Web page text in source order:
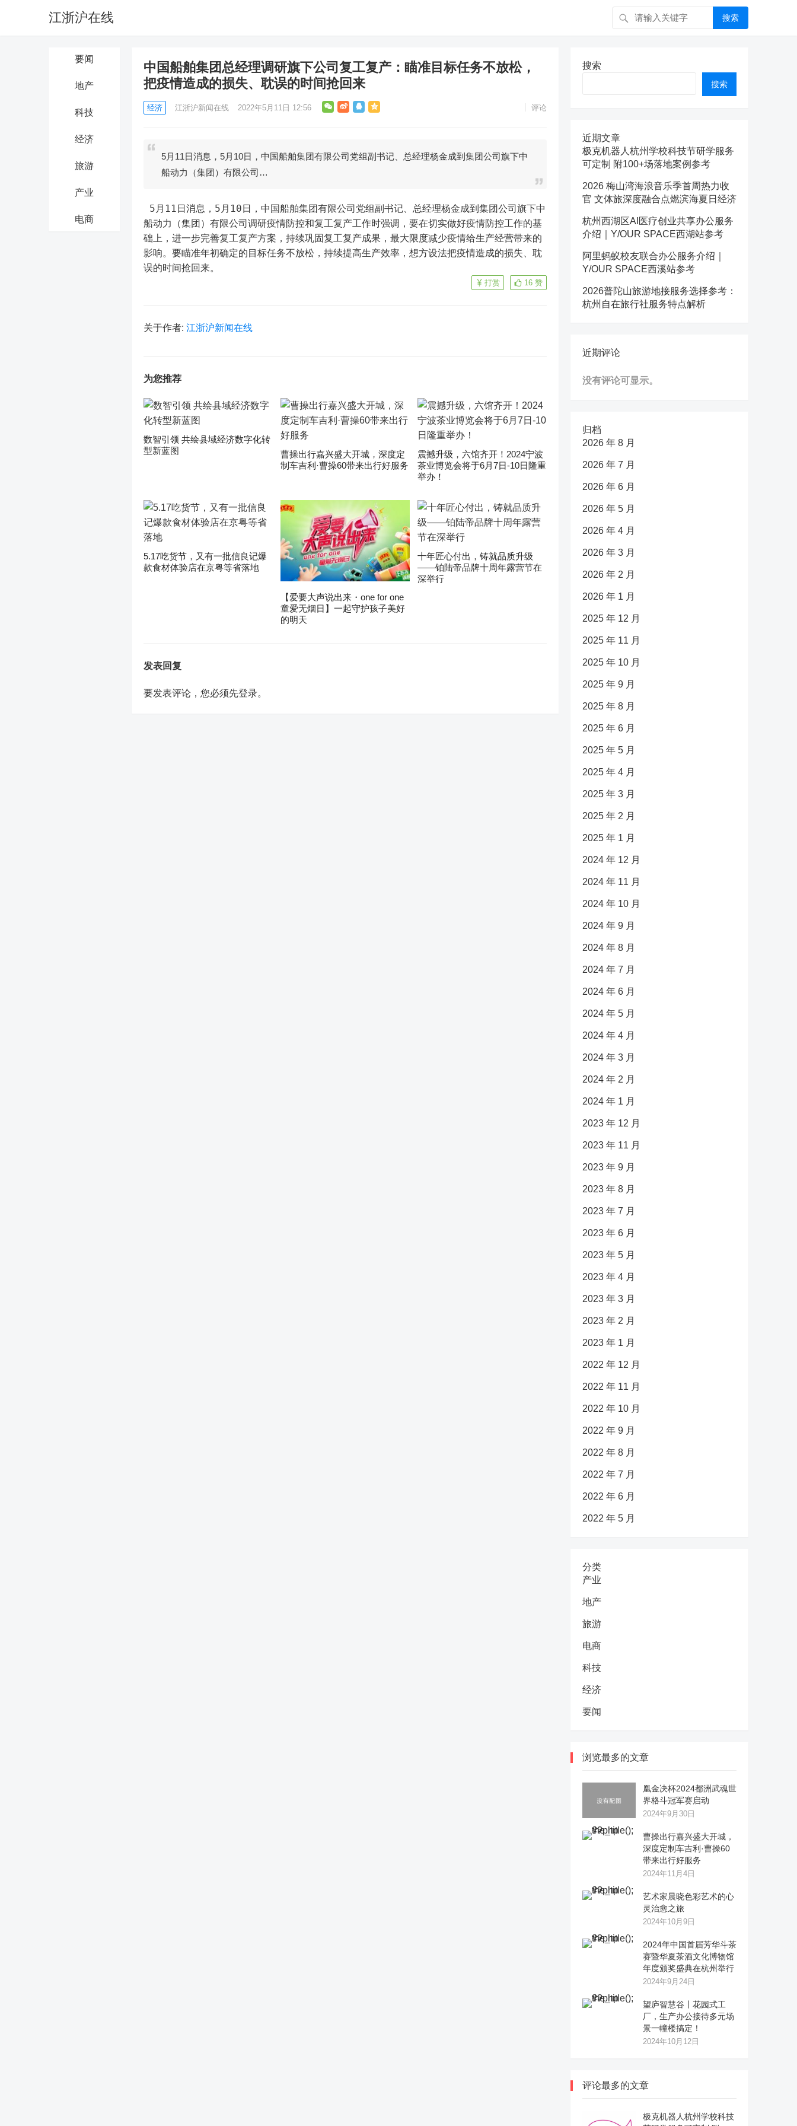
江浙沪在线 搜索
要闻
地产
科技
经济
旅游
产业
电商
中国船舶集团总经理调研旗下公司复工复产：瞄准目标任务不放松，
把疫情造成的损失、耽误的时间抢回来
经济 江浙沪新闻在线 2022年5月11日 12:56 评论
5月11日消息，5月10日，中国船舶集团有限公司党组副书记、总经理杨金成到集团公司旗下中
船动力（集团）有限公司…
船动力（集团）有限公司调研疫情防控和复工复产工作时强调，要在切实做好疫情防控工作的基
础上，进一步完善复工复产方案，持续巩固复工复产成果，最大限度减少疫情给生产经营带来的
影响。要瞄准年初确定的目标任务不放松，持续提高生产效率，想方设法把疫情造成的损失、耽
误的时间抢回来。
16 赞
打赏
关于作者: 江浙沪新闻在线
为您推荐
数智引领 共绘县域经济数字化转
型新蓝图
曹操出行嘉兴盛大开城，深度定
制车吉利·曹操60带来出行好服务
震撼升级，六馆齐开！2024宁波
茶业博览会将于6月7日-10日隆重
举办！
5.17吃货节，又有一批信良记爆
款食材体验店在京粤等省落地
【爱要大声说出来・one for one
童爱无烟日】一起守护孩子美好
的明天
十年匠心付出，铸就品质升级
——铂陆帝品牌十周年露营节在
深举行
发表回复
要发表评论，您必须先登录。
搜索
搜索
近期文章
极克机器人杭州学校科技节研学服务
可定制 附100+场落地案例参考
2026 梅山湾海浪音乐季首周热力收
官 文体旅深度融合点燃滨海夏日经济
杭州西湖区AI医疗创业共享办公服务
介绍｜Y/OUR SPACE西湖站参考
阿里蚂蚁校友联合办公服务介绍｜
Y/OUR SPACE西溪站参考
2026普陀山旅游地接服务选择参考：
杭州自在旅行社服务特点解析
近期评论
没有评论可显示。
归档
2026 年 8 月
2026 年 7 月
2026 年 6 月
2026 年 5 月
2026 年 4 月
2026 年 3 月
2026 年 2 月
2026 年 1 月
2025 年 12 月
2025 年 11 月
2025 年 10 月
2025 年 9 月
2025 年 8 月
2025 年 6 月
2025 年 5 月
2025 年 4 月
2025 年 3 月
2025 年 2 月
2025 年 1 月
2024 年 12 月
2024 年 11 月
2024 年 10 月
2024 年 9 月
2024 年 8 月
2024 年 7 月
2024 年 6 月
2024 年 5 月
2024 年 4 月
2024 年 3 月
2024 年 2 月
2024 年 1 月
2023 年 12 月
2023 年 11 月
2023 年 9 月
2023 年 8 月
2023 年 7 月
2023 年 6 月
2023 年 5 月
2023 年 4 月
2023 年 3 月
2023 年 2 月
2023 年 1 月
2022 年 12 月
2022 年 11 月
2022 年 10 月
2022 年 9 月
2022 年 8 月
2022 年 7 月
2022 年 6 月
2022 年 5 月
分类
产业
地产
旅游
电商
科技
经济
要闻
浏览最多的文章
凰金决杯2024都洲武魂世
界格斗冠军赛启动
2024年9月30日
曹操出行嘉兴盛大开城，
深度定制车吉利·曹操60
带来出行好服务
2024年11月4日
艺术家晨晓色彩艺术的心
灵治愈之旅
2024年10月9日
2024年中国首届芳华斗茶
赛暨华夏茶酒文化博物馆
年度颁奖盛典在杭州举行
2024年9月24日
望庐智慧谷丨花园式工
厂，生产办公接待多元场
景一幢楼搞定！
2024年10月12日
评论最多的文章
极克机器人杭州学校科技